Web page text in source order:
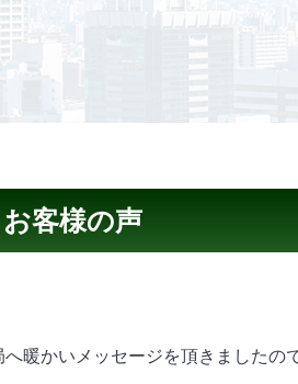
客様の声
暖かいメッセージを頂きましたの